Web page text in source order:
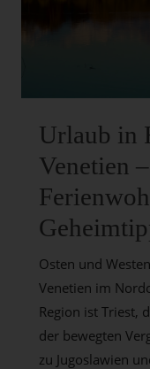
Urlaub in
Venetien
Osten und
Venetien im
Region ist Triest,
der bewegten
zu Jugoslawien